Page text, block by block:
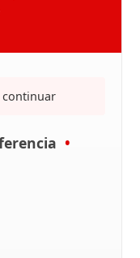
continuar